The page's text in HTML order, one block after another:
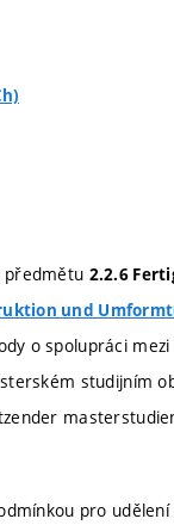
předmětu 2.2.6
und
o spolupráci
studijním
pro